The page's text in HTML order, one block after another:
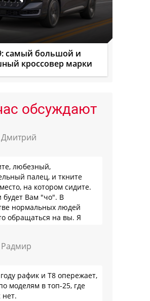
самый большой и
кроссовер марки
обсуждают
Дмитрий
любезный,
палец, и ткните
на котором сидите.
будет Вам "чо". В
нормальных людей
обращаться на вы. Я
Радмир
рафик и Т8 опережает,
моделям в топ-25, где
нет.